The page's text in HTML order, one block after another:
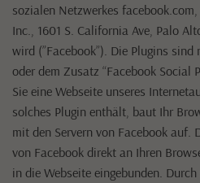
sozialen Netzwerkes
Inc., 1601 S. California Ave, Palo
wird (”Facebook”). Die Plugins
oder dem Zusatz “Facebook Social
Sie eine Webseite unseres
solches Plugin enthält, baut Ihr
mit den Servern von Facebook auf.
von Facebook direkt an Ihren
in die Webseite eingebunden.